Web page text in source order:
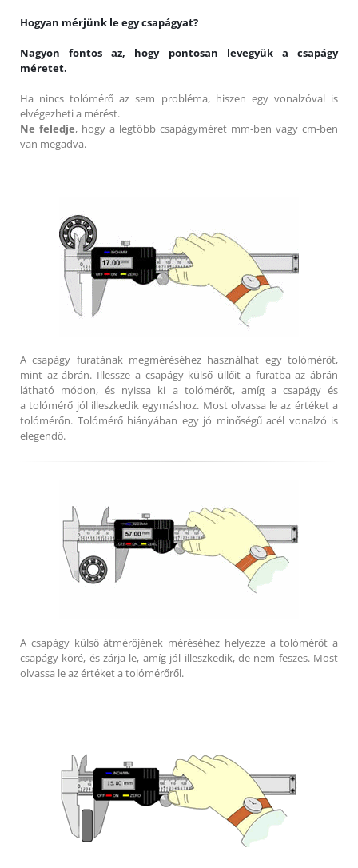
Hogyan mérjünk le egy csapágyat?
Nagyon fontos az, hogy pontosan levegyük a csapágy
méretet.
Ha nincs tolómérő az sem probléma, hiszen egy vonalzóval is
elvégezheti a mérést.
Ne feledje, hogy a legtöbb csapágyméret mm-ben vagy cm-ben
van megadva.
A csapágy furatának megméréséhez használhat egy tolómérőt,
mint az ábrán. Illessze a csapágy külső üllőit a furatba az ábrán
látható módon, és nyissa ki a tolómérőt, amíg a csapágy és
a tolómérő jól illeszkedik egymáshoz. Most olvassa le az értéket a
tolómérőn. Tolómérő hiányában egy jó minőségű acél vonalzó is
elegendő.
A csapágy külső átmérőjének méréséhez helyezze a tolómérőt a
csapágy köré, és zárja le, amíg jól illeszkedik, de nem feszes. Most
olvassa le az értéket a tolómérőről.